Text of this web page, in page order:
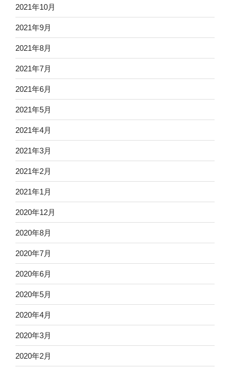
2021年10月
2021年9月
2021年8月
2021年7月
2021年6月
2021年5月
2021年4月
2021年3月
2021年2月
2021年1月
2020年12月
2020年8月
2020年7月
2020年6月
2020年5月
2020年4月
2020年3月
2020年2月